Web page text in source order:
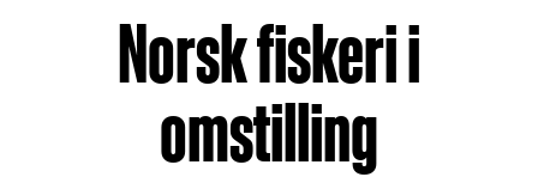
Norsk fiskeri i
omstilling